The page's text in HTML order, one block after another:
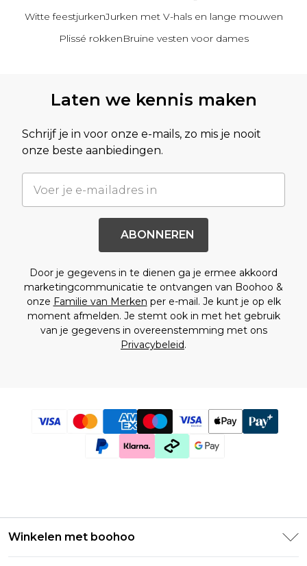
Witte feestjurkenJurken met V-hals en lange mouwen
Plissé rokkenBruine vesten voor dames
Laten we kennis maken
Schrijf je in voor onze e-mails, zo mis je nooit
onze beste aanbiedingen.
ABONNEREN
Door je gegevens in te dienen ga je ermee akkoord
marketingcommunicatie te ontvangen van Boohoo &
onze Familie van Merken per e-mail. Je kunt je op elk
moment afmelden. Je stemt ook in met het gebruik
van je gegevens in overeenstemming met ons
Privacybeleid.
Winkelen met boohoo